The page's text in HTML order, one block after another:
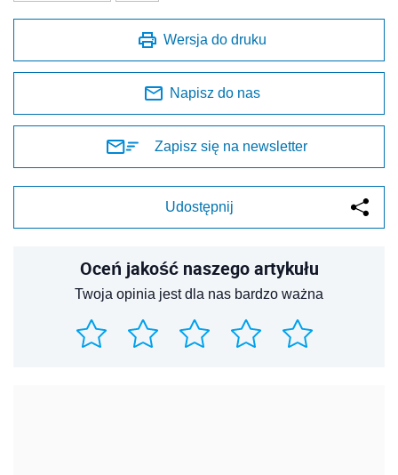
Wersja do druku
Napisz do nas
Zapisz się na newsletter
Udostępnij
Oceń jakość naszego artykułu
Twoja opinia jest dla nas bardzo ważna